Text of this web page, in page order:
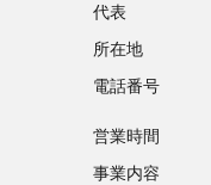
代表
所在地
電話番号
営業時間
事業内容